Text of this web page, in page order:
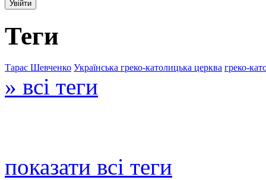
Теги
Тарас Шевченко Українська греко-католицька церква греко-
» всі теги
показати всі теги